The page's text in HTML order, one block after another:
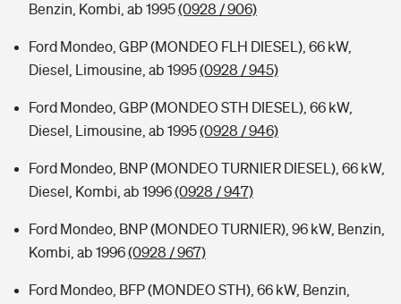
Benzin, Kombi, ab 1995(0928 / 906)
Ford Mondeo, GBP (MONDEO FLH DIESEL), 66 kW,
Diesel, Limousine, ab 1995(0928 / 945)
Ford Mondeo, GBP (MONDEO STH DIESEL), 66 kW,
Diesel, Limousine, ab 1995(0928 / 946)
Ford Mondeo, BNP (MONDEO TURNIER DIESEL), 66 kW,
Diesel, Kombi, ab 1996(0928 / 947)
Ford Mondeo, BNP (MONDEO TURNIER), 96 kW, Benzin,
Kombi, ab 1996(0928 / 967)
Ford Mondeo, BFP (MONDEO STH), 66 kW, Benzin,